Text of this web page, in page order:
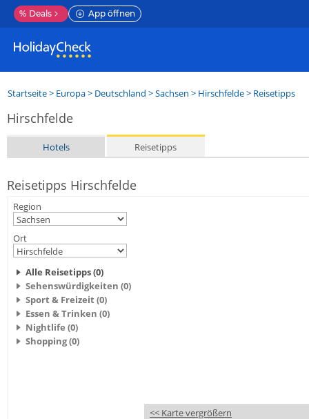
% Deals App öffnen
Startseite> Europa> Deutschland >Sachsen > Hirschfelde> Reisetipps
Hirschfelde
Hotels Reisetipps
Reisetipps Hirschfelde
Region
Ort
Alle Reisetipps (0)
Sehenswürdigkeiten (0)
Sport & Freizeit (0)
Essen & Trinken (0)
Nightlife (0)
Shopping (0)
<< Karte vergrößern